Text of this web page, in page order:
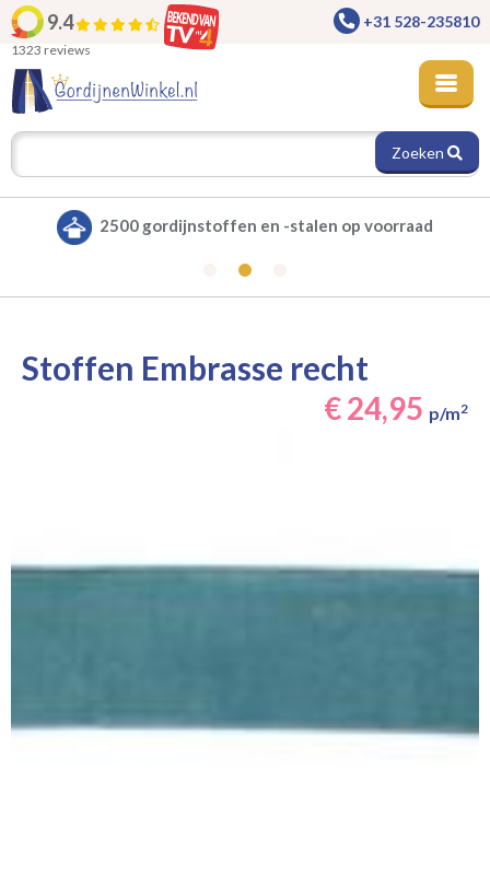
9.4
1323 reviews
+31 528-235810
Zoeken
2500 gordijnstoffen en -stalen op voorraad
Stoffen Embrasse recht
€ 24,95 p/m2